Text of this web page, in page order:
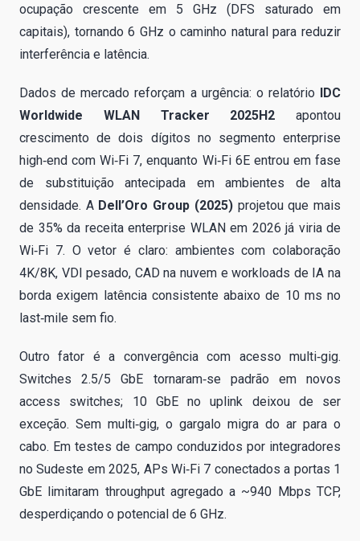
ocupação crescente em 5 GHz (DFS saturado em
capitais), tornando 6 GHz o caminho natural para reduzir
interferência e latência.
Dados de mercado reforçam a urgência: o relatório IDC
Worldwide WLAN Tracker 2025H2 apontou
crescimento de dois dígitos no segmento enterprise
high‑end com Wi‑Fi 7, enquanto Wi‑Fi 6E entrou em fase
de substituição antecipada em ambientes de alta
densidade. A Dell’Oro Group (2025)projetou que mais
de 35% da receita enterprise WLAN em 2026 já viria de
Wi‑Fi 7. O vetor é claro: ambientes com colaboração
4K/8K, VDI pesado, CAD na nuvem e workloads de IA na
borda exigem latência consistente abaixo de 10 ms no
last‑mile sem fio.
Outro fator é a convergência com acesso multi‑gig.
Switches 2.5/5 GbE tornaram‑se padrão em novos
access switches; 10 GbE no uplink deixou de ser
exceção. Sem multi‑gig, o gargalo migra do ar para o
cabo. Em testes de campo conduzidos por integradores
no Sudeste em 2025, APs Wi‑Fi 7 conectados a portas 1
GbE limitaram throughput agregado a ~940 Mbps TCP,
desperdiçando o potencial de 6 GHz.